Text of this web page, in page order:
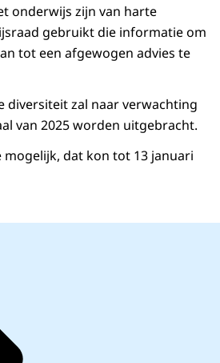
onderwijs zijn van harte
gebruikt die informatie om
tot een afgewogen advies te
diversiteit zal naar verwachting
van 2025 worden uitgebracht.
mogelijk, dat kon tot 13 januari